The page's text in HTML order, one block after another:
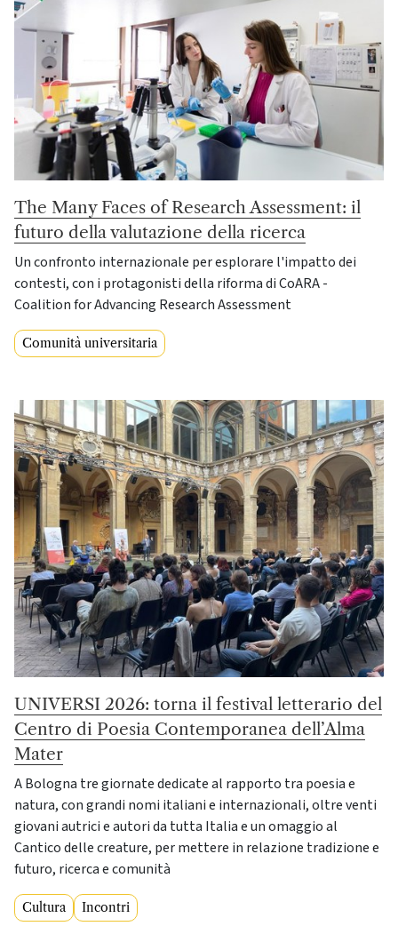
The Many Faces of Research Assessment: il
futuro della valutazione della ricerca
Un confronto internazionale per esplorare l'impatto dei
contesti, con i protagonisti della riforma di CoARA -
Coalition for Advancing Research Assessment
Comunità universitaria
UNIVERSI 2026: torna il festival letterario del
Centro di Poesia Contemporanea dell’Alma
Mater
A Bologna tre giornate dedicate al rapporto tra poesia e
natura, con grandi nomi italiani e internazionali, oltre venti
giovani autrici e autori da tutta Italia e un omaggio al
Cantico delle creature, per mettere in relazione tradizione e
futuro, ricerca e comunità
Cultura Incontri